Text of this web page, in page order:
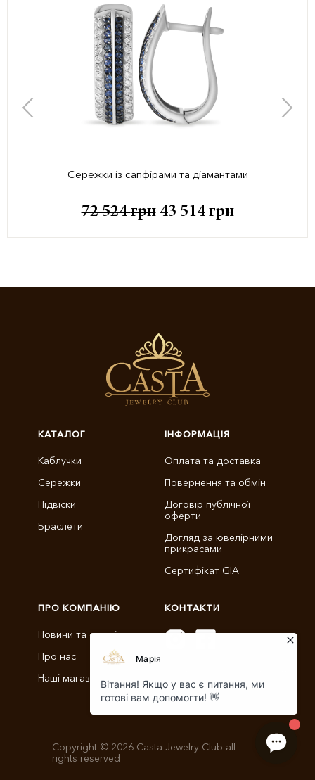
Сережки із сапфірами та діамантами
72 524грн 43 514 грн
КАТАЛОГ
Каблучки
Сережки
Підвіски
Браслети
ІНФОРМАЦІЯ
Оплата та доставка
Повернення та обмін
Договір публічної
оферти
Догляд за ювелірними
прикрасами
Сертифікат GIA
ПРО КОМПАНІЮ
Новини та статті
Про нас
Наші магазини
КОНТАКТИ
+38 (096) 900-11-22
Copyright © 2026 Casta Jewelry Club all
rights reserved